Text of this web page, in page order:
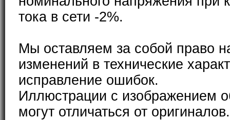
тока в сети -2%.
Мы оставляем за собой право
изменений в технические
исправление ошибок.
Иллюстрации с изображением
могут отличаться от оригиналов.